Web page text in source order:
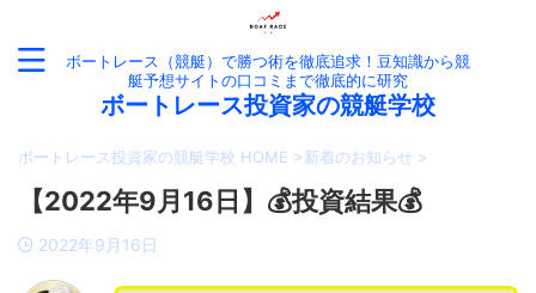
ボートレース（競艇）で勝つ術を徹底追求！豆知識から競
艇予想サイトの口コミまで徹底的に研究
ボートレース投資家の競艇学校
ボートレース投資家の競艇学校 HOME >新着のお知らせ >
【2022年9月16日】💰投資結果💰
2022年9月16日